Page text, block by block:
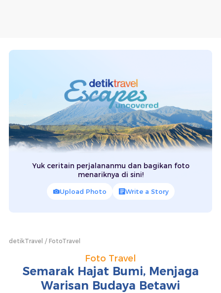
Yuk ceritain perjalananmu dan bagikan foto
menariknya di sini!
Upload Photo Write a Story
detikTravel FotoTravel
Foto Travel
Semarak Hajat Bumi, Menjaga
Warisan Budaya Betawi